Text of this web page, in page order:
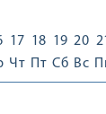
17
Чт
18
Пт
19
Сб
20
Вс
21